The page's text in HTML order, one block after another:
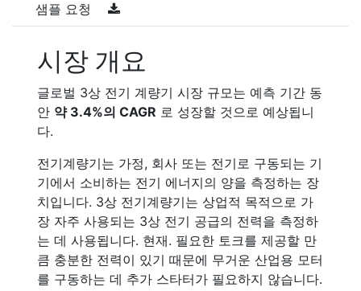
샘플 요청
시장 개요
글로벌 3상 전기 계량기 시장 규모는 예측 기간 동
안 약 3.4%의 CAGR 로 성장할 것으로 예상됩니
다.
전기계량기는 가정, 회사 또는 전기로 구동되는 기
기에서 소비하는 전기 에너지의 양을 측정하는 장
치입니다. 3상 전기계량기는 상업적 목적으로 가
장 자주 사용되는 3상 전기 공급의 전력을 측정하
는 데 사용됩니다. 현재. 필요한 토크를 제공할 만
큼 충분한 전력이 있기 때문에 무거운 산업용 모터
를 구동하는 데 추가 스타터가 필요하지 않습니다.